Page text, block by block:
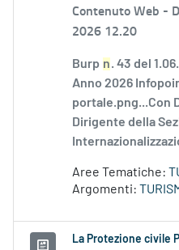
Contenuto Web -
2026 12.20
Burp n. 43 del
Anno 2026
portale.png...Con
Dirigente della
Aree Tematiche:
Argomenti:
La Protezione civile